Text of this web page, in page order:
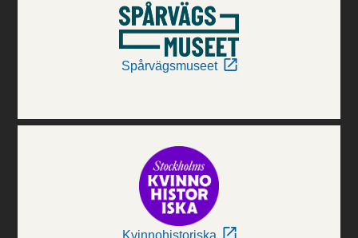
Spårvägsmuseet
Kvinnohistoriska